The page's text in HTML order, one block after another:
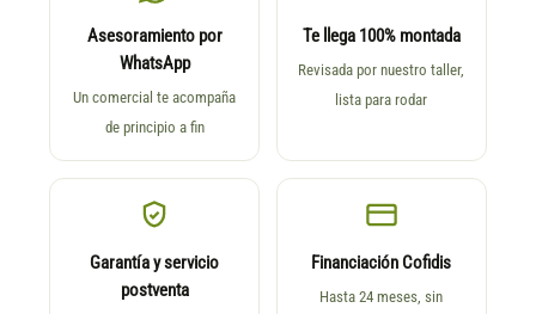
Asesoramiento por
WhatsApp
Un comercial te acompaña
de principio a fin
Te llega 100% montada
Revisada por nuestro taller,
lista para rodar
Garantía y servicio
postventa
Financiación Cofidis
Hasta 24 meses, sin